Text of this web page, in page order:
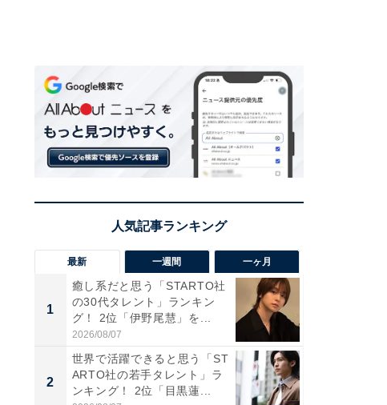
最新 一週間 一ヶ月
1
癒し系だと思う「STARTO社
の30代タレント」ランキン
グ！ 2位「伊野尾慧」を...
2026/08/07
2
世界で活躍できると思う「ST
ARTO社の若手タレント」ラ
ンキング！ 2位「目黒蓮...